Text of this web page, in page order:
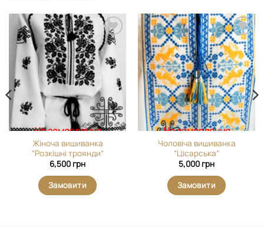
Додати
виріб у
вибране
На замовлення
Жіноча вишиванка
“Розкішні троянди”
6,500 грн
Замовити
Додати
виріб у
вибране
На замовлення
Чоловіча вишиванка
“Цісарська”
5,000 грн
Замовити